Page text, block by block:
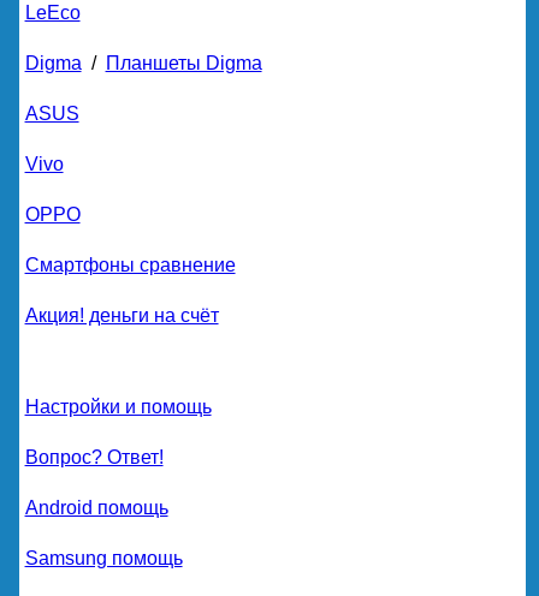
LeEco
Digma / Планшеты Digma
ASUS
Vivo
OPPO
Смартфоны сравнение
Акция! деньги на счёт
Настройки и помощь
Вопрос? Ответ!
Android помощь
Samsung помощь